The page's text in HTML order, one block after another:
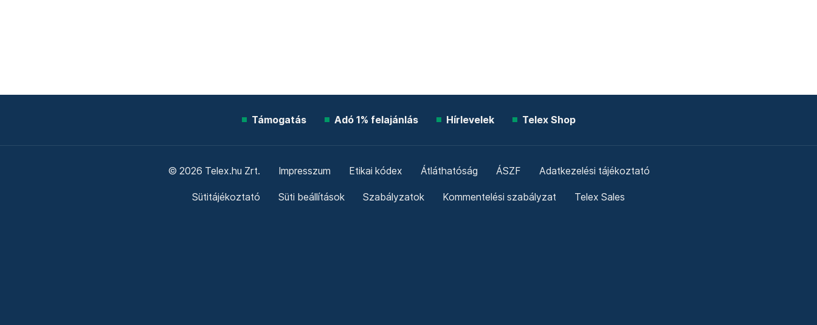
Támogatás Adó 1% felajánlás Hírlevelek Telex Shop
© 2026 Telex.hu Zrt. Impresszum Etikai kódex Átláthatóság ÁSZF Adatkezelési tájékoztató
Sütitájékoztató Süti beállítások Szabályzatok Kommentelési szabályzat Telex Sales